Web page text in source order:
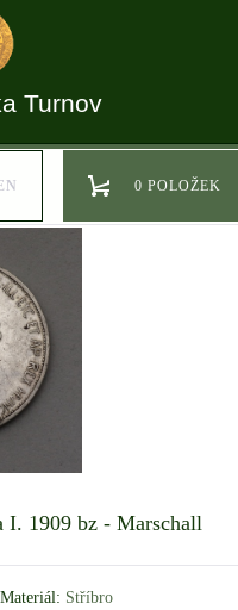
Turnov
0 POLOŽEK
I. 1909 bz - Marschall
Materiál: Stříbro